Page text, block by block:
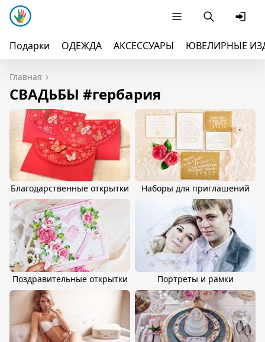
Подарки ОДЕЖДА АКСЕССУАРЫ ЮВЕЛИРНЫЕ
Главная
СВАДЬБЫ #гербария
Благодарственные открытки Наборы для приглашений
Поздравительные открытки Портреты и рамки